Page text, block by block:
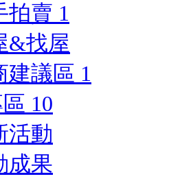
拍賣 1
&找屋
建議區 1
10
活動
成果